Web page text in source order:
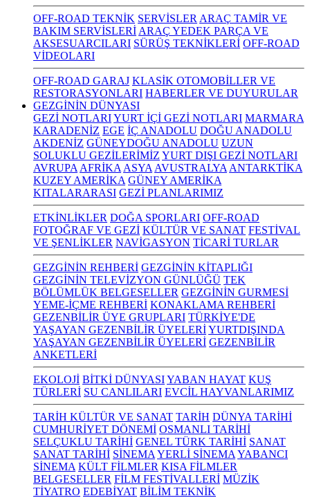
OFF-ROAD TEKNİK SERVİSLER ARAÇ TAMİR VE
BAKIM SERVİSLERİ ARAÇ YEDEK PARÇA VE
AKSESUARCILARI SÜRÜŞ TEKNİKLERİ OFF-ROAD
VİDEOLARI
OFF-ROAD GARAJ KLASİK OTOMOBİLLER VE
RESTORASYONLARI HABERLER VE DUYURULAR
GEZGİNİN DÜNYASI
GEZİ NOTLARIYURT İÇİ GEZİ NOTLARI MARMARA
KARADENİZ EGE İÇ ANADOLU DOĞU ANADOLU
AKDENİZ GÜNEYDOĞU ANADOLU UZUN
SOLUKLU GEZİLERİMİZ YURT DIŞI GEZİ NOTLARI
AVRUPA AFRİKA ASYA AVUSTRALYA ANTARKTİKA
KUZEY AMERİKA GÜNEY AMERİKA
KITALARARASI GEZİ PLANLARIMIZ
ETKİNLİKLER DOĞA SPORLARI OFF-ROAD
FOTOĞRAF VE GEZİ KÜLTÜR VE SANAT FESTİVAL
VE ŞENLİKLER NAVİGASYON TİCARİ TURLAR
GEZGİNİN REHBERİ GEZGİNİN KİTAPLIĞI
GEZGİNİN TELEVİZYON GÜNLÜĞÜ TEK
BÖLÜMLÜK BELGESELLER GEZGİNİN GURMESİ
YEME-İÇME REHBERİ KONAKLAMA REHBERİ
GEZENBİLİR ÜYE GRUPLARI TÜRKİYE'DE
YAŞAYAN GEZENBİLİR ÜYELERİYURTDIŞINDA
YAŞAYAN GEZENBİLİR ÜYELERİ GEZENBİLİR
ANKETLERİ
EKOLOJİ BİTKİ DÜNYASIYABAN HAYAT KUŞ
TÜRLERİ SU CANLILARI EVCİL HAYVANLARIMIZ
TARİH KÜLTÜR VE SANAT TARİH DÜNYA TARİHİ
CUMHURİYET DÖNEMİ OSMANLI TARİHİ
SELÇUKLU TARİHİ GENEL TÜRK TARİHİ SANAT
SANAT TARİHİ SİNEMA YERLİ SİNEMA YABANCI
SİNEMA KÜLT FİLMLER KISA FİLMLER
BELGESELLER FİLM FESTİVALLERİ MÜZİK
TİYATRO EDEBİYAT BİLİM TEKNİK